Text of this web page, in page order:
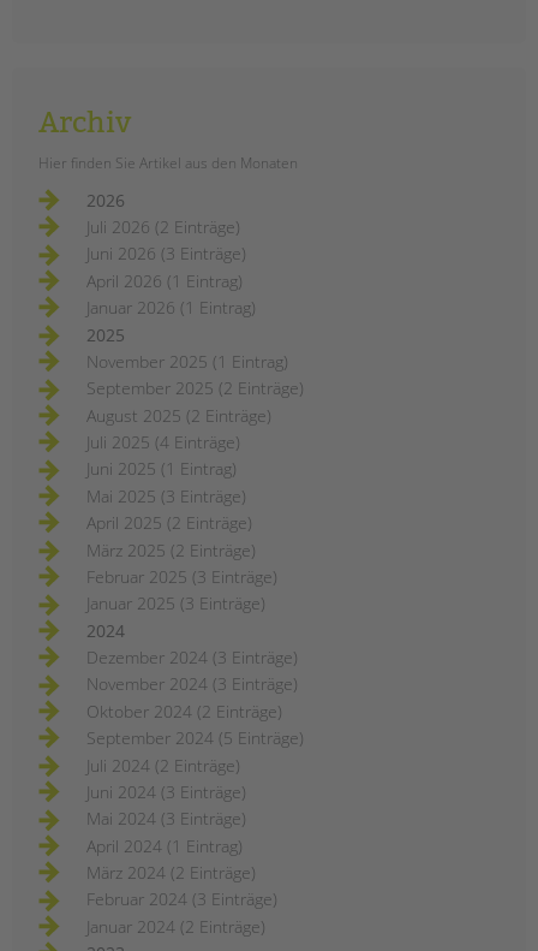
Archiv
Hier finden Sie Artikel aus den Monaten
2026
Juli 2026 (2 Einträge)
Juni 2026 (3 Einträge)
April 2026 (1 Eintrag)
Januar 2026 (1 Eintrag)
2025
November 2025 (1 Eintrag)
September 2025 (2 Einträge)
August 2025 (2 Einträge)
Juli 2025 (4 Einträge)
Juni 2025 (1 Eintrag)
Mai 2025 (3 Einträge)
April 2025 (2 Einträge)
März 2025 (2 Einträge)
Februar 2025 (3 Einträge)
Januar 2025 (3 Einträge)
2024
Dezember 2024 (3 Einträge)
November 2024 (3 Einträge)
Oktober 2024 (2 Einträge)
September 2024 (5 Einträge)
Juli 2024 (2 Einträge)
Juni 2024 (3 Einträge)
Mai 2024 (3 Einträge)
April 2024 (1 Eintrag)
März 2024 (2 Einträge)
Februar 2024 (3 Einträge)
Januar 2024 (2 Einträge)